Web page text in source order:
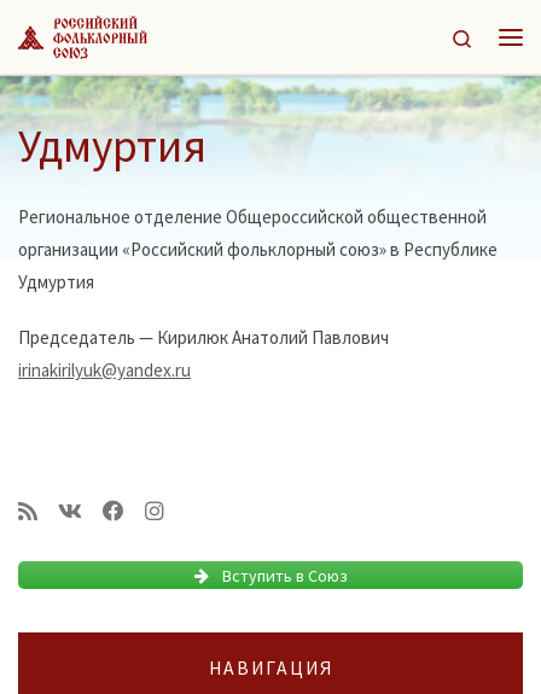
Перейти к содержимому
Search
Удмуртия
Региональное отделение Общероссийской общественной
организации «Российский фольклорный союз» в Республике
Удмуртия
Председатель — Кирилюк Анатолий Павлович
irinakirilyuk@yandex.ru
Вступить в Союз
НАВИГАЦИЯ